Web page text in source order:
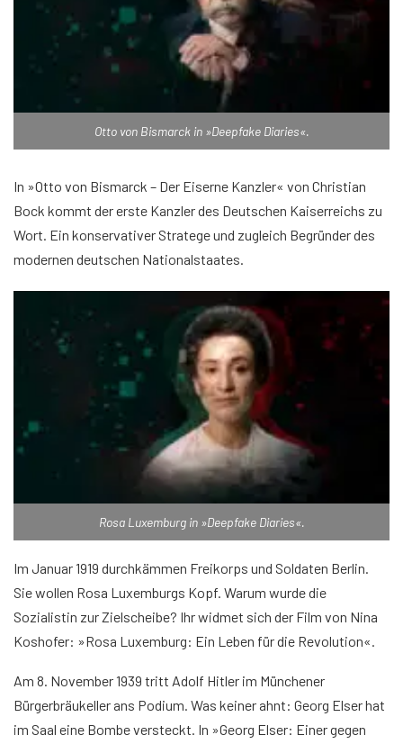
Otto von Bismarck in »Deepfake Diaries«.
In »Otto von Bismarck – Der Eiserne Kanzler« von Christian
Bock kommt der erste Kanzler des Deutschen Kaiserreichs zu
Wort. Ein konservativer Stratege und zugleich Begründer des
modernen deutschen Nationalstaates.
Rosa Luxemburg in »Deepfake Diaries«.
Im Januar 1919 durchkämmen Freikorps und Soldaten Berlin.
Sie wollen Rosa Luxemburgs Kopf. Warum wurde die
Sozialistin zur Zielscheibe? Ihr widmet sich der Film von Nina
Koshofer: »Rosa Luxemburg: Ein Leben für die Revolution«.
Am 8. November 1939 tritt Adolf Hitler im Münchener
Bürgerbräukeller ans Podium. Was keiner ahnt: Georg Elser hat
im Saal eine Bombe versteckt. In »Georg Elser: Einer gegen